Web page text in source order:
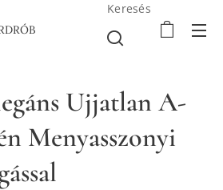
Keresés
Ujjatlan A-
Menyasszonyi